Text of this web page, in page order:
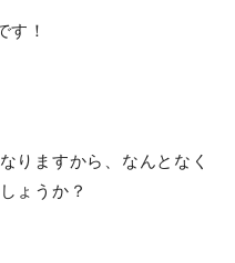
す！
りますから、なんとなく
ょうか？